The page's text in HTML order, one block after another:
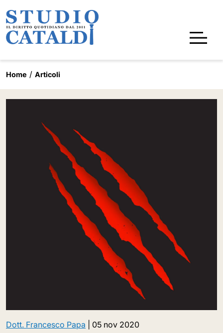
Home Articoli
Dott. Francesco Papa 05 nov 2020